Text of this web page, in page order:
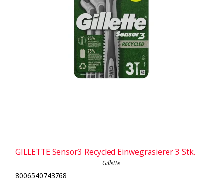
GILLETTE Sensor3 Recycled Einwegrasierer 3 Stk.
Gillette
8006540743768